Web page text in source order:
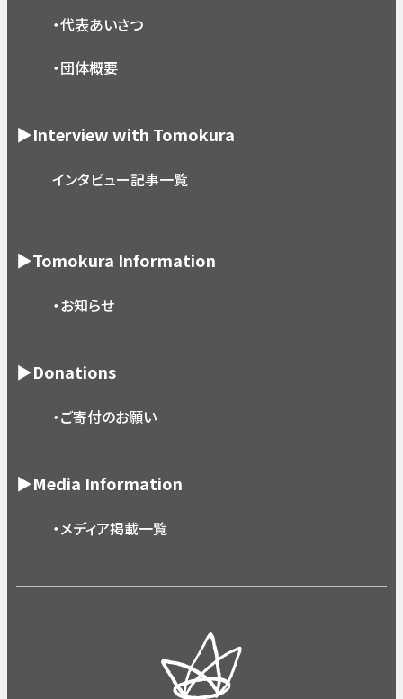
・代表あいさつ
・団体概要
▶Interview with Tomokura
インタビュー記事一覧
▶Tomokura Information
・お知らせ
▶Donations
・ご寄付のお願い
▶Media Information
・メディア掲載一覧